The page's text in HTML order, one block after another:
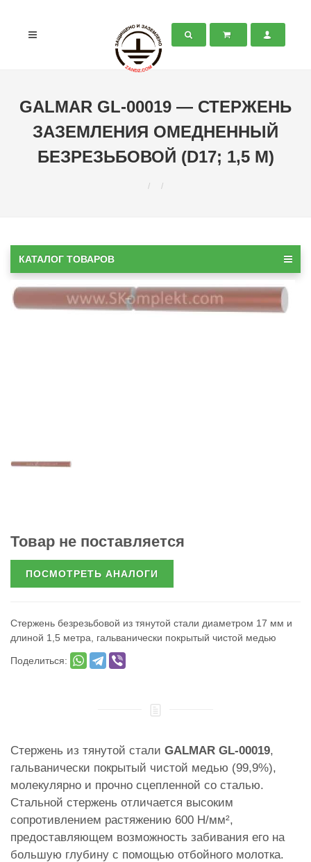
GALMAR GL-00019 — СТЕРЖЕНЬ
ЗАЗЕМЛЕНИЯ ОМЕДНЕННЫЙ
БЕЗРЕЗЬБОВОЙ (D17; 1,5 М)
КАТАЛОГ ТОВАРОВ
Товар не поставляется
ПОСМОТРЕТЬ АНАЛОГИ
Стержень безрезьбовой из тянутой стали диаметром 17 мм и
длиной 1,5 метра, гальванически покрытый чистой медью
Поделиться:
Стержень из тянутой стали GALMAR GL-00019,
гальванически покрытый чистой медью (99,9%),
молекулярно и прочно сцепленной со сталью.
Стальной стержень отличается высоким
сопротивлением растяжению 600 Н/мм²,
предоставляющем возможность забивания его на
большую глубину с помощью отбойного молотка.